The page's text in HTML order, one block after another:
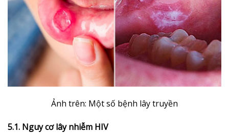
Ảnh trên: Một số bệnh lây truyền
5.1. Nguy cơ lây nhiễm HIV